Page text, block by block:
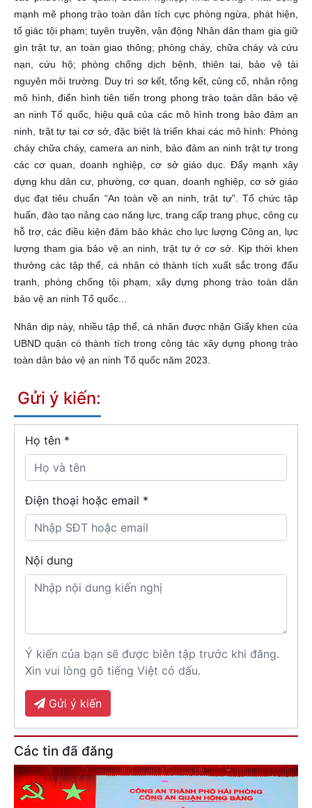
mạnh mẽ phong trào toàn dân tích cực phòng ngừa, phát hiện,
tố giác tội phạm; tuyên truyền, vận động Nhân dân tham gia giữ
gìn trật tự, an toàn giao thông; phòng cháy, chữa cháy và cứu
nạn, cứu hộ; phòng chống dịch bệnh, thiên tai, bảo vệ tài
nguyên môi trường. Duy trì sơ kết, tổng kết, củng cố, nhân rộng
mô hình, điển hình tiên tiến trong phong trào toàn dân bảo vệ
an ninh Tổ quốc, hiệu quả của các mô hình trong bảo đảm an
ninh, trật tự tại cơ sở, đặc biệt là triển khai các mô hình: Phòng
cháy chữa cháy, camera an ninh, bảo đảm an ninh trật tự trong
các cơ quan, doanh nghiệp, cơ sở giáo dục. Đẩy mạnh xây
dựng khu dân cư, phường, cơ quan, doanh nghiệp, cơ sở giáo
dục đạt tiêu chuẩn “An toàn về an ninh, trật tự”. Tổ chức tập
huấn, đào tạo nâng cao năng lực, trang cấp trang phục, công cụ
hỗ trợ, các điều kiện đảm bảo khác cho lực lượng Công an, lực
lượng tham gia bảo vệ an ninh, trật tự ở cơ sở. Kịp thời khen
thưởng các tập thể, cá nhân có thành tích xuất sắc trong đấu
tranh, phòng chống tội phạm, xây dựng phong trào toàn dân
bảo vệ an ninh Tổ quốc...
Nhân dịp này, nhiều tập thể, cá nhân được nhận Giấy khen của
UBND quận có thành tích trong công tác xây dựng phong trào
toàn dân bảo vệ an ninh Tổ quốc năm 2023.
Gửi ý kiến:
Họ tên *
Điện thoại hoặc email *
Nội dung
Ý kiến của bạn sẽ được biên tập trước khi đăng.
Xin vui lòng gõ tiếng Việt có dấu.
Gửi ý kiến
Các tin đã đăng